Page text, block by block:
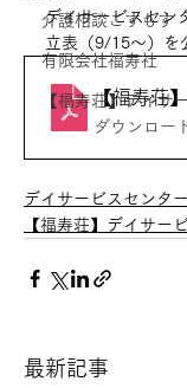
介護相談こすもす
有限会社福寿社
【福寿荘】デイサ
デイサービスセン
立表（9/15～）を
【福寿荘
ダウンロー
デイサービスセンタ
【福寿荘】デイサー
最新記事